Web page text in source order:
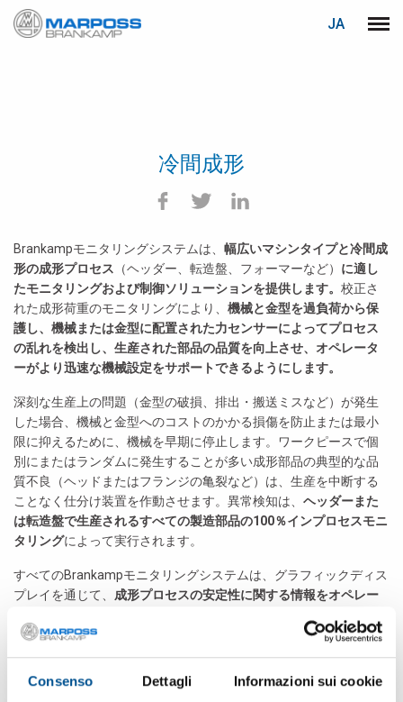
Consenso Dettagli Informazioni sui cookie
Français
Español
日本語 (Japanese)
中文 (Chinese)
한국어 (Korean)
Marposs
JA
メニ
冷間成形
Brankampモニタリングシステムは、 幅広いマシンタイプと冷間成
形の成形プロセス （ヘッダー、転造盤、フォーマーなど） に適し
たモニタリングおよび制御ソリューションを提供します。 校正さ
れた成形荷重のモニタリングにより、 機械と金型を過負荷から保
護し、機械または金型に配置された力センサーによってプロセス
の乱れを検出し、生産された部品の品質を向上させ、オペレータ
ーがより迅速な機械設定をサポートできるようにします。
深刻な生産上の問題（金型の破損、排出・搬送ミスなど）が発生
した場合、機械と金型へのコストのかかる損傷を防止または最小
限に抑えるために、機械を早期に停止します。ワークピースで個
別にまたはランダムに発生することが多い成形部品の典型的な品
質不良（ヘッドまたはフランジの亀裂など）は、生産を中断する
ことなく仕分け装置を作動させます。異常検知は、 ヘッダーまた
は転造盤で生産されるすべての製造部品の100％インプロセスモニ
タリングによって実行されます。
すべてのBrankampモニタリングシステムは、グラフィックディス
プレイを通じて、 成形プロセスの安定性に関する情報をオペレー
カウンター設定（生産オーダー、金型、メンテナンスカウンター
など）の現在の値を確認できます。すべての設定および学習され
たリミットは、製品名または製品番号の下に保存できます。 オペ
レーターはこれらの保存されている設定を利用してすぐに再生産